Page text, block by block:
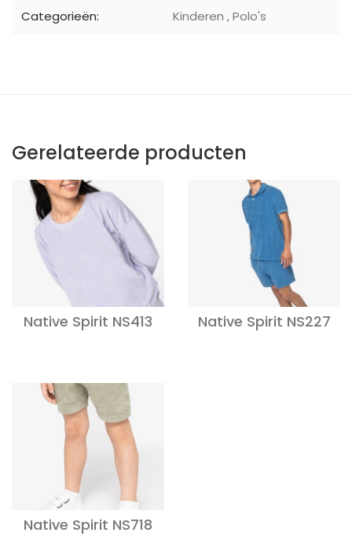
Categorieën: Kinderen ,Polo's
Gerelateerde producten
Native Spirit NS413 Native Spirit NS227
Native Spirit NS718